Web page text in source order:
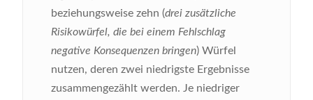
beziehungsweise zehn (drei zusätzliche
Risikowürfel, die bei einem Fehlschlag
negative Konsequenzen bringen) Würfel
nutzen, deren zwei niedrigste Ergebnisse
zusammengezählt werden. Je niedriger